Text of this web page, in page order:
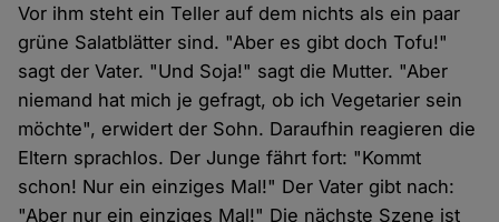
Vor ihm steht ein Teller auf dem nichts als ein paar
grüne Salatblätter sind. "Aber es gibt doch Tofu!"
sagt der Vater. "Und Soja!" sagt die Mutter. "Aber
niemand hat mich je gefragt, ob ich Vegetarier sein
möchte", erwidert der Sohn. Daraufhin reagieren die
Eltern sprachlos. Der Junge fährt fort: "Kommt
schon! Nur ein einziges Mal!" Der Vater gibt nach:
"Aber nur ein einziges Mal!" Die nächste Szene ist